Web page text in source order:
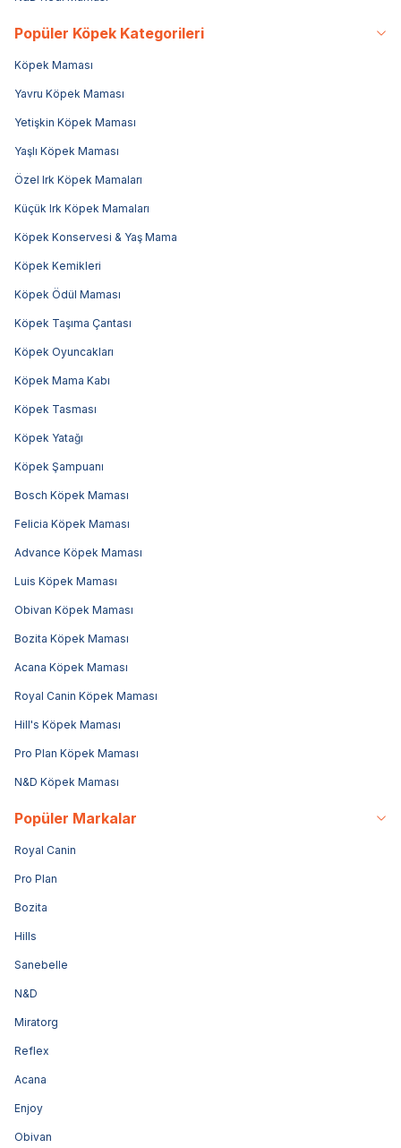
Popüler Köpek Kategorileri
Köpek Maması
Yavru Köpek Maması
Yetişkin Köpek Maması
Yaşlı Köpek Maması
Özel Irk Köpek Mamaları
Küçük Irk Köpek Mamaları
Köpek Konservesi & Yaş Mama
Köpek Kemikleri
Köpek Ödül Maması
Köpek Taşıma Çantası
Köpek Oyuncakları
Köpek Mama Kabı
Köpek Tasması
Köpek Yatağı
Köpek Şampuanı
Bosch Köpek Maması
Felicia Köpek Maması
Advance Köpek Maması
Luis Köpek Maması
Obivan Köpek Maması
Bozita Köpek Maması
Acana Köpek Maması
Royal Canin Köpek Maması
Hill's Köpek Maması
Pro Plan Köpek Maması
N&D Köpek Maması
Popüler Markalar
Royal Canin
Pro Plan
Bozita
Hills
Sanebelle
N&D
Miratorg
Reflex
Acana
Enjoy
Obivan